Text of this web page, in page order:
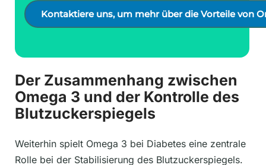
Kontaktiere uns, um mehr über die Vorteile von
Der Zusammenhang zwischen
Omega 3 und der Kontrolle des
Blutzuckerspiegels
Weiterhin spielt Omega 3 bei Diabetes eine zentrale
Rolle bei der Stabilisierung des Blutzuckerspiegels.